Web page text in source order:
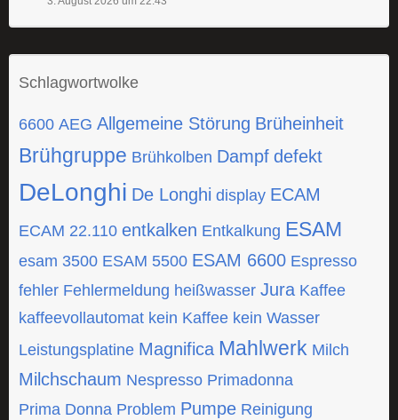
Schlagwortwolke
6600 AEG Allgemeine Störung Brüheinheit
Brühgruppe Brühkolben Dampf defekt
DeLonghi De Longhi display ECAM
ECAM 22.110 entkalken Entkalkung ESAM
esam 3500 ESAM 5500 ESAM 6600 Espresso
fehler Fehlermeldung heißwasser Jura Kaffee
kaffeevollautomat kein Kaffee kein Wasser
Leistungsplatine Magnifica Mahlwerk Milch
Milchschaum Nespresso Primadonna
Prima Donna Problem Pumpe Reinigung